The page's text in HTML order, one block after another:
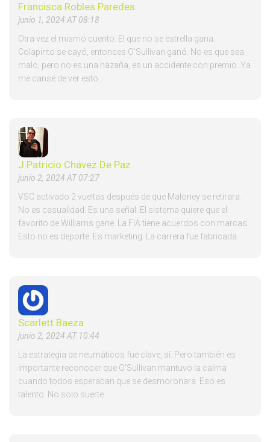
Francisca Robles Paredes
junio 1, 2024 AT 08:18
Otra vez el mismo cuento. El que no se estrella gana.
Colapinto se cayó, entonces O'Sullivan ganó. No es que sea
malo, pero no es una hazaña, es un accidente con premio. Ya
me cansé de ver esto.
J.Patricio Chávez De Paz
junio 2, 2024 AT 07:27
VSC activado 2 vueltas después de que Maloney se retirara.
No es casualidad. Es una señal. El sistema quiere que el
favorito de Williams gane. La FIA tiene acuerdos con marcas.
Esto no es deporte. Es marketing. La carrera fue fabricada.
Scarlett Baeza
junio 2, 2024 AT 10:44
La estrategia de neumáticos fue clave, sí. Pero también es
importante reconocer que O'Sullivan mantuvo la calma
cuando todos esperaban que se desmoronara. Eso es
talento. No solo suerte.